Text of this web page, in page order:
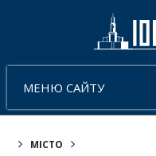
МЕНЮ САЙТУ
МІСТО